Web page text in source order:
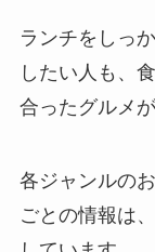
ランチをしっ
したい人も、
合ったグルメ
各ジャンルの
ごとの情報は